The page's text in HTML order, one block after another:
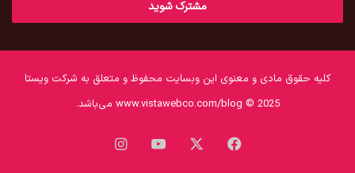
وارد
کلیه حقوق مادی و معنوی این وبسایت محفوظ و متعلق به شرکت ویستا
www.vistawebco.com/blog © 2025 می‌باشد.
فیس
یوتیوب